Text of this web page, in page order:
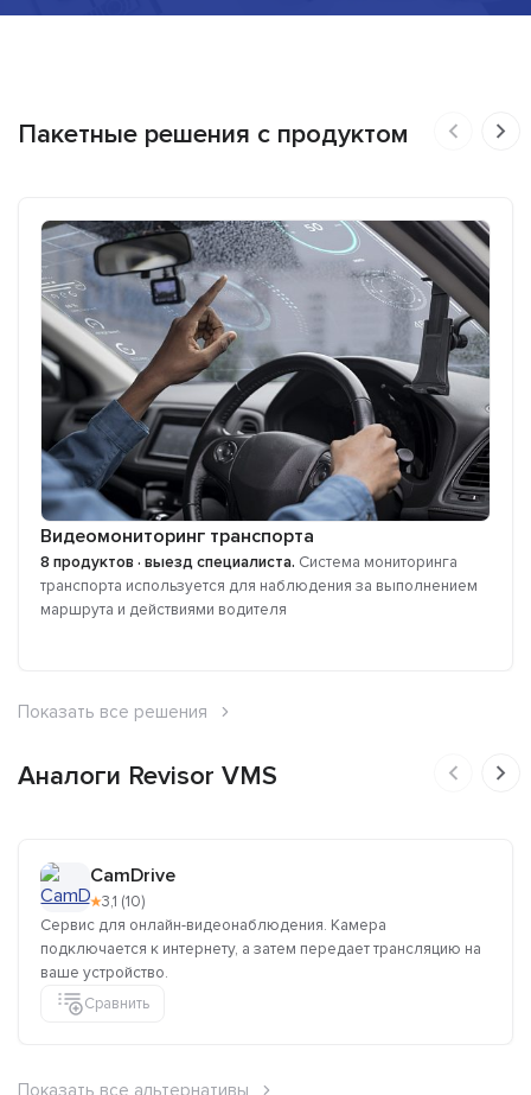
Пакетные решения с продуктом
Видеомониторинг транспорта
8 продуктов · выезд специалиста. Система мониторинга
транспорта используется для наблюдения за выполнением
маршрута и действиями водителя
Показать все решения
Аналоги Revisor VMS
CamDrive
★3,1 (10)
Сервис для онлайн-видеонаблюдения. Камера
подключается к интернету, а затем передает трансляцию на
ваше устройство.
Сравнить
Показать все альтернативы